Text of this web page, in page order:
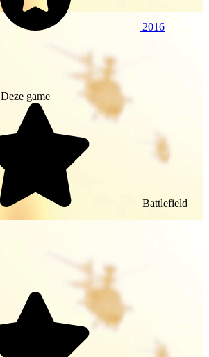
2016
Deze game
Battlefield